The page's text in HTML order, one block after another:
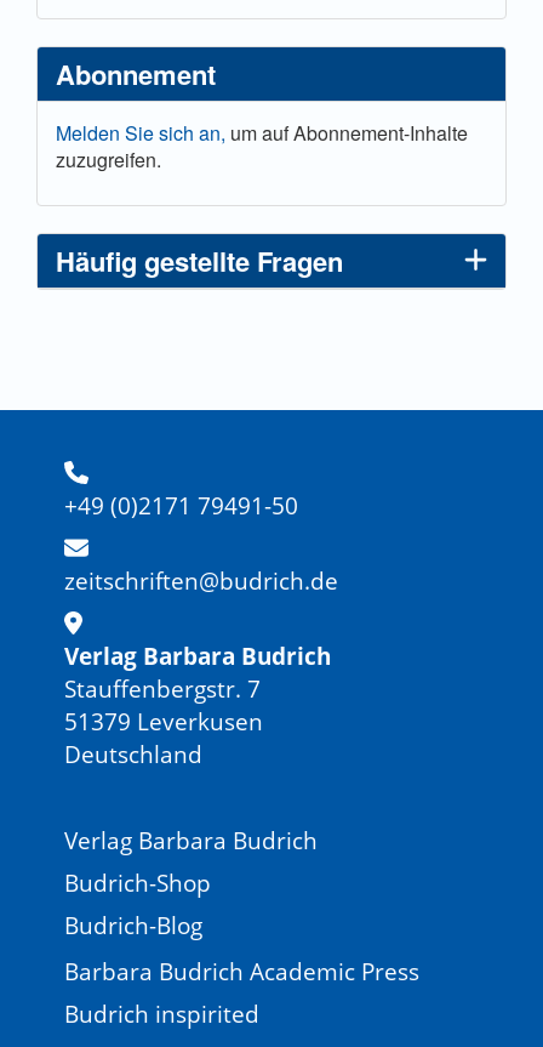
Abonnement
Melden Sie sich an, um auf Abonnement-Inhalte
zuzugreifen.
Häufig gestellte Fragen
+49 (0)2171 79491-50
zeitschriften@budrich.de
Verlag Barbara Budrich
Stauffenbergstr. 7
51379 Leverkusen
Deutschland
Verlag Barbara Budrich
Budrich-Shop
Budrich-Blog
Barbara Budrich Academic Press
Budrich inspirited